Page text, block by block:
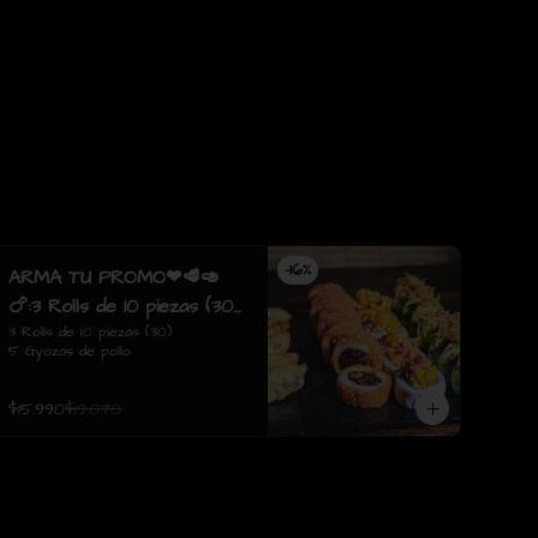
-16%
ARMA TU PROMO❤🥩🥑
🍗:3 Rolls de 10 piezas (30)
5 Gyozas de pollo
3 Rolls de 10 piezas (30)
5 Gyozas de pollo
$15.990$19.070